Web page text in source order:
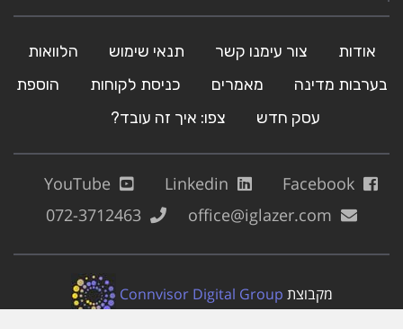
אודות צור עימנו קשר תנאי שימוש
הלוואות
בערבות מדינה
מאמרים כניסת לקוחות
הוספת
עסק חדש
צפו: איך זה עובד?
Facebook
מקבוצת Connvisor Digital Group